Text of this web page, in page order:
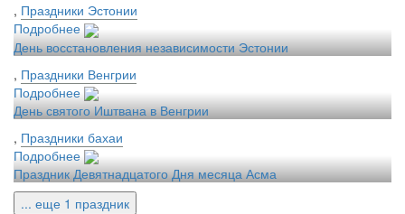
, Праздники Эстонии
Подробнее
День восстановления независимости Эстонии
, Праздники Венгрии
Подробнее
День святого Иштвана в Венгрии
, Праздники бахаи
Подробнее
Праздник Девятнадцатого Дня месяца Асма
... еще 1 праздник